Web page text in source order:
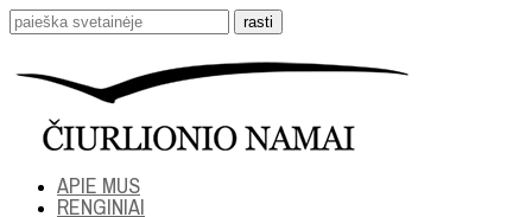
APIE MUS
RENGINIAI